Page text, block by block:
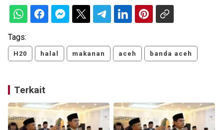
Tags:
H20 halal makanan aceh banda aceh
Terkait